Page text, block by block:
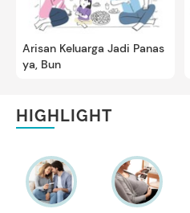
Arisan Keluarga Jadi Panas
ya, Bun
HIGHLIGHT